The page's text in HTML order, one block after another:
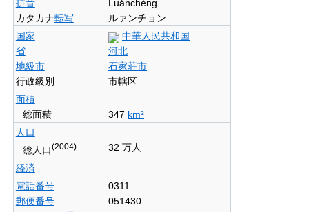
拼音
Luánchéng
カタカナ転写
ルァンチョン
国家
中華人民共和国
省
河北
地級市
石家荘市
行政級別
市轄区
面積
総面積
347 km²
人口
総人口(2004)
32 万人
経済
電話番号
0311
郵便番号
051430